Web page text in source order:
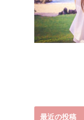
最近の投稿